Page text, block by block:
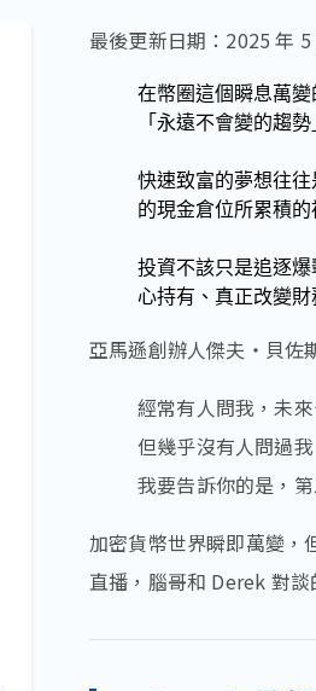
最後更新日期：2025 年 5
在幣圈這個瞬息萬
「永遠不會變的趨
快速致富的夢想往
的現金倉位所累積的
投資不該只是追逐
心持有、真正改變財
亞馬遜創辦人傑夫・貝佐
經常有人問我，未
但幾乎沒有人問過
我要告訴你的是，
加密貨幣世界瞬即萬變，
直播，腦哥和 Derek 對談